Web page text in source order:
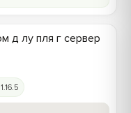
д лу пля г сервер